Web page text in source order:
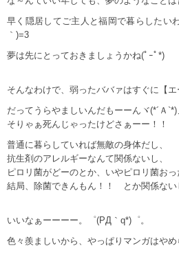
早く隠居してご主人と福岡で暮らしたい
｀)=3
夢は先にとっておきましょうかね(ﾟｰﾟ*)
そんなわけで、弱ったババァはすぐに【
だってうらやましいんだもーーんヾ(*´Ａ`*)
そりゃぁ死んじゃったけどさぁーー！！
普通に暮らしていれば無敵の身体だし、
抗生剤のアレルギーなんて関係ないし、
ピロリ菌がどーのとか、いやピロリ菌おっ
結局、除菌できんもん！！ とか関係ない
いいなぁーーーー。゜(PД｀q*)゜。
色々羨ましいから、やっぱりマンガはやめ